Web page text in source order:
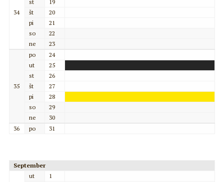
34
st
19
št
20
pi
21
so
22
ne
23
35
po
24
ut
25
st
26
št
27
pi
28
so
29
ne
30
36
po 31
September
ut
1